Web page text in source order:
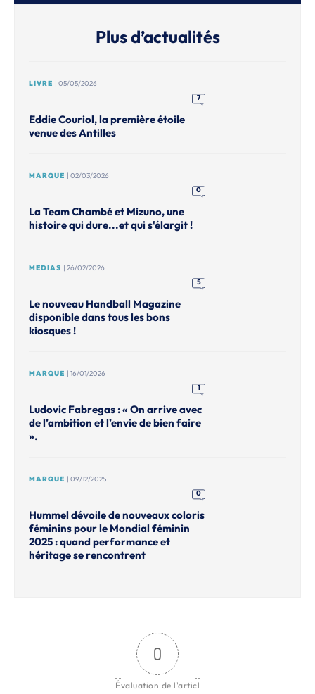
Plus d’actualités
LIVRE | 05/05/2026
7
Eddie Couriol, la première étoile
venue des Antilles
MARQUE | 02/03/2026
0
La Team Chambé et Mizuno, une
histoire qui dure...et qui s'élargit !
MEDIAS | 26/02/2026
5
Le nouveau Handball Magazine
disponible dans tous les bons
kiosques !
MARQUE | 16/01/2026
1
Ludovic Fabregas : « On arrive avec
de l’ambition et l’envie de bien faire
».
MARQUE | 09/12/2025
0
Hummel dévoile de nouveaux coloris
féminins pour le Mondial féminin
2025 : quand performance et
héritage se rencontrent
0
Évaluation de l'articl